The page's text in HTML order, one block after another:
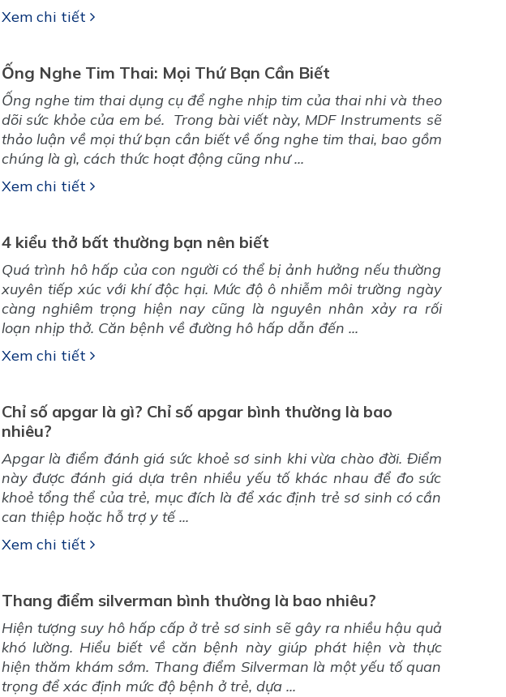
Xem chi tiết
Ống Nghe Tim Thai: Mọi Thứ Bạn Cần Biết
Ống nghe tim thai dụng cụ để nghe nhịp tim của thai nhi và theo
dõi sức khỏe của em bé. Trong bài viết này, MDF Instruments sẽ
thảo luận về mọi thứ bạn cần biết về ống nghe tim thai, bao gồm
chúng là gì, cách thức hoạt động cũng như ...
Xem chi tiết
4 kiểu thở bất thường bạn nên biết
Quá trình hô hấp của con người có thể bị ảnh hưởng nếu thường
xuyên tiếp xúc với khí độc hại. Mức độ ô nhiễm môi trường ngày
càng nghiêm trọng hiện nay cũng là nguyên nhân xảy ra rối
loạn nhịp thở. Căn bệnh về đường hô hấp dẫn đến ...
Xem chi tiết
Chỉ số apgar là gì? Chỉ số apgar bình thường là bao
nhiêu?
Apgar là điểm đánh giá sức khoẻ sơ sinh khi vừa chào đời. Điểm
này được đánh giá dựa trên nhiều yếu tố khác nhau để đo sức
khoẻ tổng thể của trẻ, mục đích là để xác định trẻ sơ sinh có cần
can thiệp hoặc hỗ trợ y tế ...
Xem chi tiết
Thang điểm silverman bình thường là bao nhiêu?
Hiện tượng suy hô hấp cấp ở trẻ sơ sinh sẽ gây ra nhiều hậu quả
khó lường. Hiểu biết về căn bệnh này giúp phát hiện và thực
hiện thăm khám sớm. Thang điểm Silverman là một yếu tố quan
trọng để xác định mức độ bệnh ở trẻ, dựa ...